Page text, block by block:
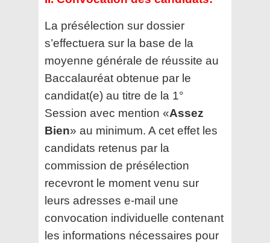
La présélection sur dossier
s’effectuera sur la base de la
moyenne générale de réussite au
Baccalauréat obtenue par le
candidat(e) au titre de la 1°
Session avec mention «Assez
Bien» au minimum. A cet effet les
candidats retenus par la
commission de présélection
recevront le moment venu sur
leurs adresses e-mail une
convocation individuelle contenant
les informations nécessaires pour